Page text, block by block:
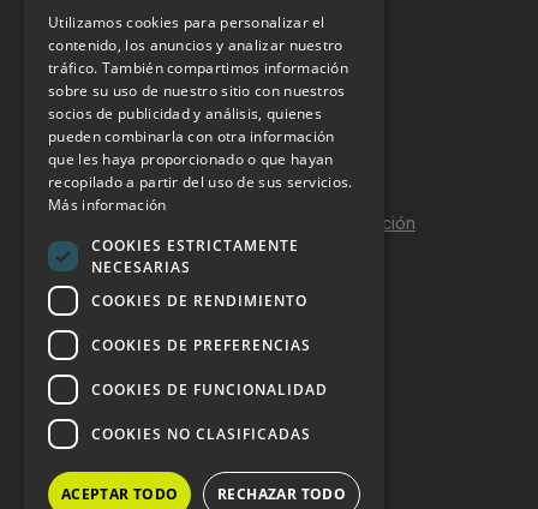
INFORMACIÓN LEGAL
Aviso Legal
Política de Privacidad
Política de Cookies
Política de calidad y seguridad de la información
Contacto
DOSSIER Y CONTRATACIÓN
Dossier 2026 (ES)
Dossier 2026 (EN)
Utilizamos cookies para personalizar el
contenido, los anuncios y analizar nuestro
tráfico. También compartimos información
sobre su uso de nuestro sitio con nuestros
socios de publicidad y análisis, quienes
pueden combinarla con otra información
que les haya proporcionado o que hayan
recopilado a partir del uso de sus servicios.
Más información
COOKIES ESTRICTAMENTE
NECESARIAS
COOKIES DE RENDIMIENTO
COOKIES DE PREFERENCIAS
COOKIES DE FUNCIONALIDAD
COOKIES NO CLASIFICADAS
ACEPTAR TODO RECHAZAR TODO